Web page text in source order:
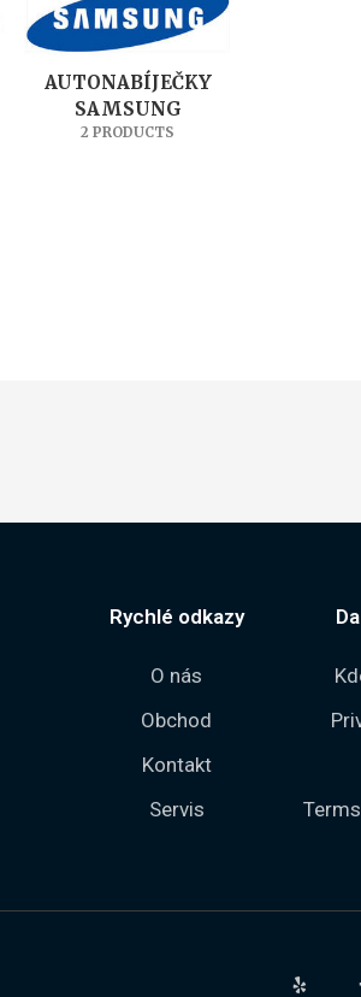
AUTONABÍJEČKY
SAMSUNG
2 PRODUCTS
Rychlé odkazy
O nás
Obchod
Kontakt
Servis